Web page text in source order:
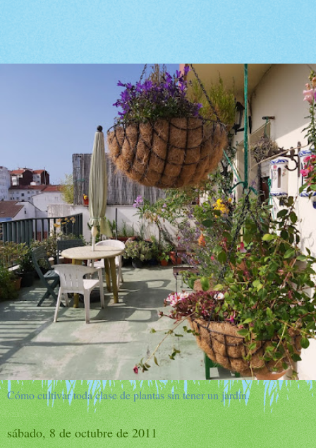
Cómo cultivar toda clase de plantas sin tener un jardín.
sábado, 8 de octubre de 2011